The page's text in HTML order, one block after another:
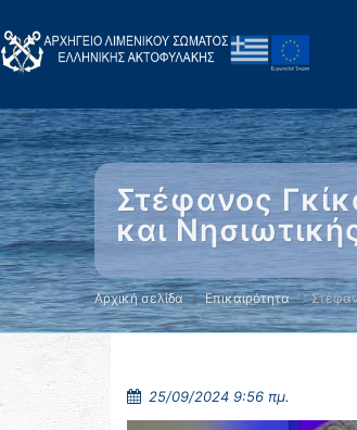
Στέφανος
και
Αρχική σελίδα Επικαιρότητα
25/09/2024 9:56 πμ.